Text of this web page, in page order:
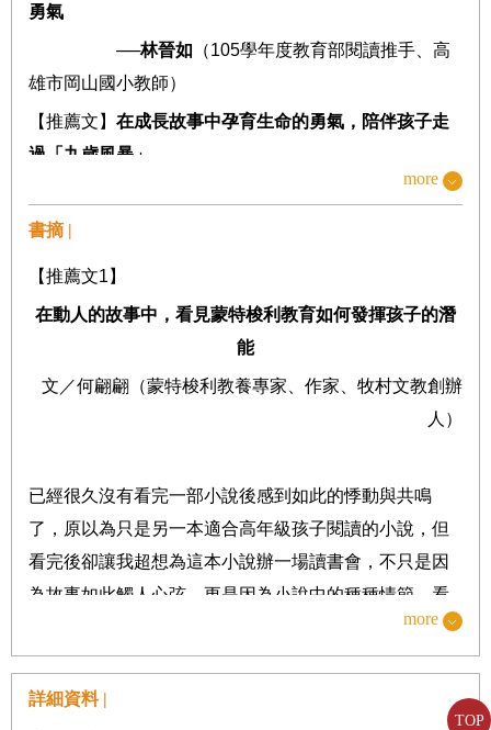
TOP
勇氣
──林晉如 （105學年度教育部閱讀推手、高
雄市岡山國小教師）
【推薦文】 在成長故事中孕育生命的勇氣，陪伴孩子走
過「九歲風暴」
【推薦文】
的「同理」
── 葛容均 （臺東大學兒童文學研究所助理教
【前言】美國蒙特梭利教育之母 ── 桃樂絲
肯非爾德．費
1. 矮小瘦弱的貝絲
2. 前往帕特尼家的農場
3.農場生活的第一個早晨
4.貝絲自己去上學
6.與帕特尼一家的課後時光
7. 比考試更重要的事
more
書摘 |
【推薦文1 】
在動人的故事中，看見蒙特梭利教育如何發揮孩子的潛
能
文／何翩翩（蒙特梭利教養專家、作家、牧村文教創辦
人）
已經很久沒有看完一部小說後感到如此的悸動與共鳴
了，原以為只是另一本適合高年級孩子閱讀的小說，但
看完後卻讓我超想為這本小說辦一場讀書會，不只是因
為故事如此觸人心弦，更是因為小說中的種種情節，看
似熟悉平凡，但主角貝絲與大人的許多對話，特別是書
中的安姨媽，其實充滿了智慧，甚至蘊含了許多教育理
念，相信也只有和瑪麗亞
more
詳細資料 |